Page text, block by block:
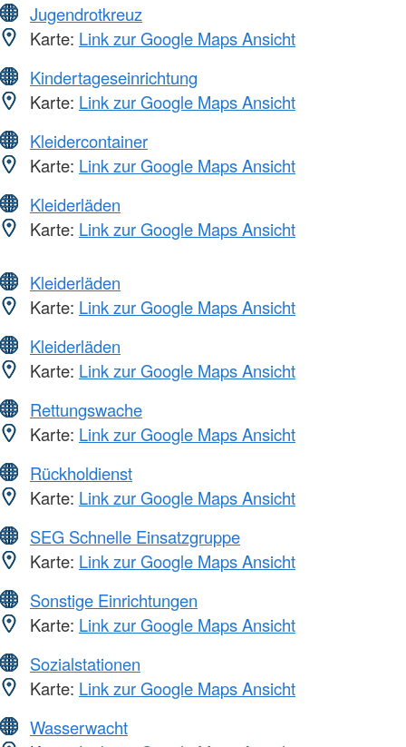
Jugendrotkreuz
Karte: Link zur Google Maps Ansicht
Kindertageseinrichtung
Karte: Link zur Google Maps Ansicht
Kleidercontainer
Karte: Link zur Google Maps Ansicht
Kleiderläden
Karte: Link zur Google Maps Ansicht
Kleiderläden
Karte: Link zur Google Maps Ansicht
Kleiderläden
Karte: Link zur Google Maps Ansicht
Rettungswache
Karte: Link zur Google Maps Ansicht
Rückholdienst
Karte: Link zur Google Maps Ansicht
SEG Schnelle Einsatzgruppe
Karte: Link zur Google Maps Ansicht
Sonstige Einrichtungen
Karte: Link zur Google Maps Ansicht
Sozialstationen
Karte: Link zur Google Maps Ansicht
Wasserwacht